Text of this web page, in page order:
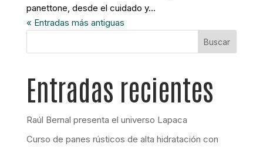
panettone, desde el cuidado y...
« Entradas más antiguas
Buscar
Entradas recientes
Raúl Bernal presenta el universo Lapaca
Curso de panes rústicos de alta hidratación con